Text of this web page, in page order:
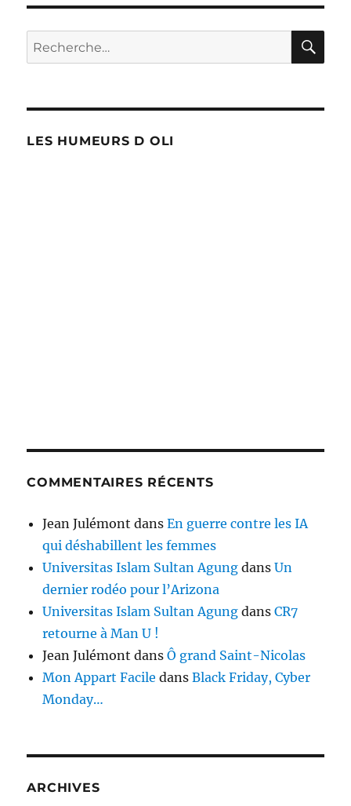
?
Recherche
pour :
LES HUMEURS D OLI
COMMENTAIRES RÉCENTS
Jean Julémont dansEn guerre contre les IA
qui déshabillent les femmes
Universitas Islam Sultan Agung dansUn
dernier rodéo pour l’Arizona
Universitas Islam Sultan Agung dansCR7
retourne à Man U !
Jean Julémont dansÔ grand Saint-Nicolas
Mon Appart Facile dansBlack Friday, Cyber
Monday…
ARCHIVES